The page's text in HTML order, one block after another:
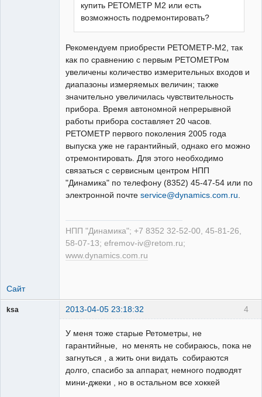
купить РЕТОМЕТР М2 или есть
возможность подремонтировать?
Рекомендуем приобрести РЕТОМЕТР-М2, так
как по сравнению с первым РЕТОМЕТРом
увеличены количество измерительных входов и
диапазоны измеряемых величин; также
значительно увеличилась чувствительность
прибора. Время автономной непрерывной
работы прибора составляет 20 часов.
РЕТОМЕТР первого поколения 2005 года
выпуска уже не гарантийный, однако его можно
отремонтировать. Для этого необходимо
связаться с сервисным центром НПП
"Динамика" по телефону (8352) 45-47-54 или по
электронной почте service@dynamics.com.ru
НПП "Динамика"; +7 8352 32-52-00, 45-81-26,
58-07-13; efremov-iv@retom.ru;
www.dynamics.com.ru
Сайт
4
ksa 2013-04-05 23:18:32
У меня тоже старые Ретометры, не
гарантийные, но менять не собираюсь, пока не
загнуться , а жить они видать собираются
долго, спасибо за аппарат, немного подводят
мини-джеки , но в остальном все хоккей